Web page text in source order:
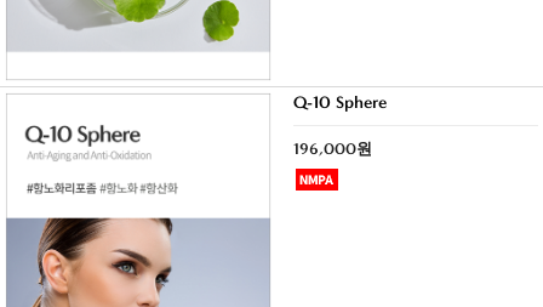
Q-10 Sphere
196,000원